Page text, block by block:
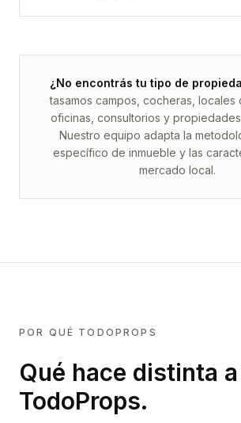
¿No encontrás tu tipo de
tasamos campos, cocheras, locales
oficinas, consultorios y
Nuestro equipo adapta la
específico de inmueble y las
mercado local.
POR QUÉ TODOPROPS
Qué hace distinta
TodoProps.